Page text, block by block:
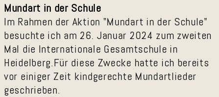
Mundart in der Schule
Im Rahmen der Aktion "Mundart in der Schule"
besuchte ich am 26. Januar 2024 zum zweiten
Mal die Internationale Gesamtschule in
Heidelberg.Für diese Zwecke hatte ich bereits
vor einiger Zeit kindgerechte Mundartlieder
geschrieben.